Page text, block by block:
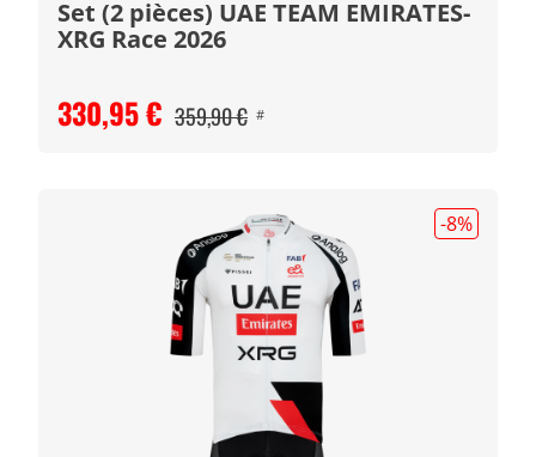
Set (2 pièces) UAE TEAM EMIRATES-
XRG Race 2026
330,95 € 359,90 € #
-8%